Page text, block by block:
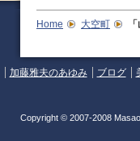
Home 大空町
加藤雅夫のあゆみ ブログ
Copyright © 2007-2008